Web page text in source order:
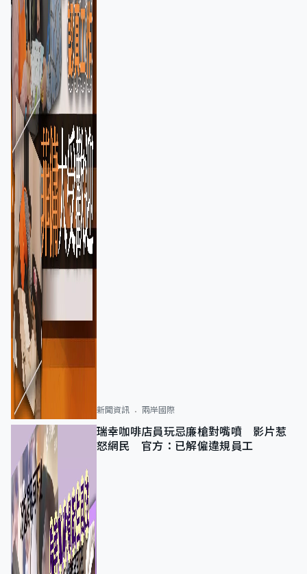
新聞資訊 兩岸國際
瑞幸咖啡店員玩忌廉槍對嘴噴 影片惹
怒網民 官方：已解僱違規員工